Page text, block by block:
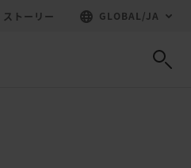
ストーリー GLOBAL /JA